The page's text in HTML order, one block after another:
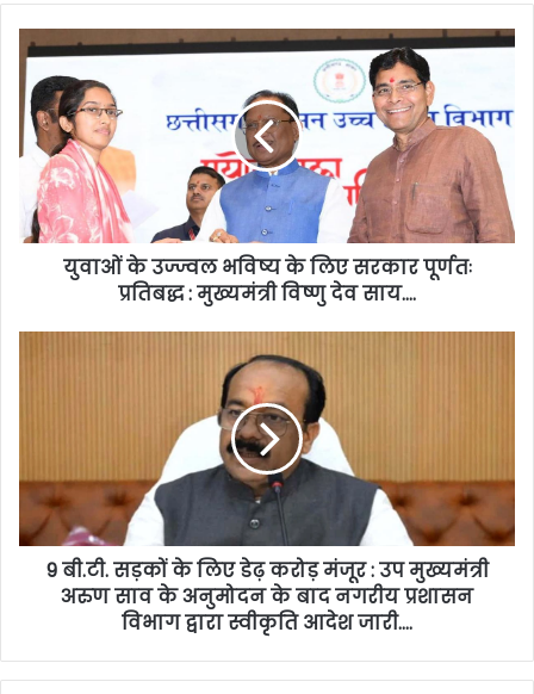
युवाओं के उज्ज्वल भविष्य के लिए सरकार पूर्णतः
प्रतिबद्ध : मुख्यमंत्री विष्णु देव साय….
9 बी.टी. सड़कों के लिए डेढ़ करोड़ मंजूर : उप मुख्यमंत्री
अरुण साव के अनुमोदन के बाद नगरीय प्रशासन
विभाग द्वारा स्वीकृति आदेश जारी….